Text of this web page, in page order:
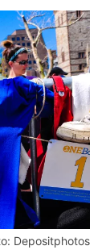
Depositphotos